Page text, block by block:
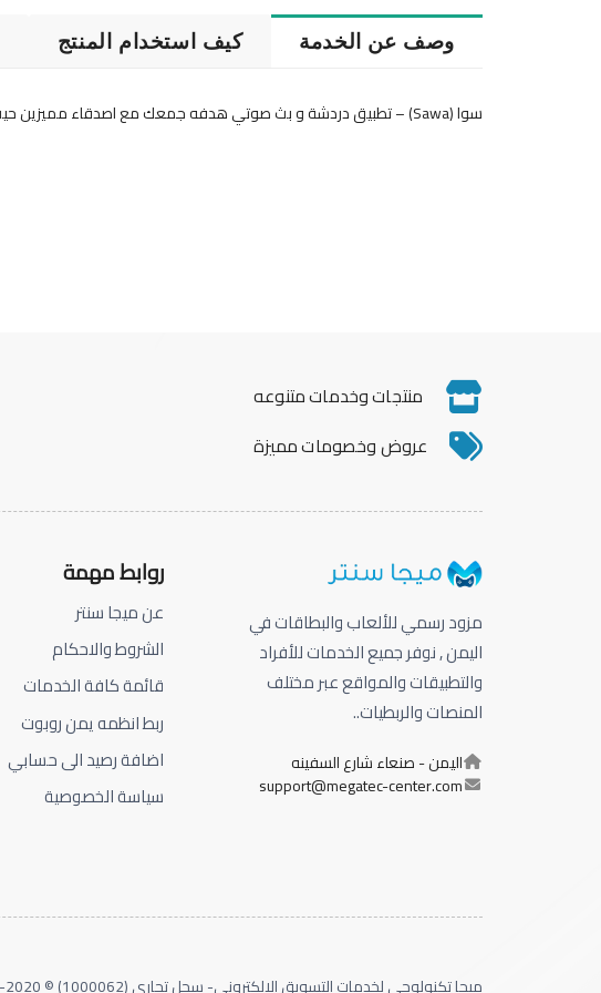
وصف عن الخدمة كيف استخدام المنتج
سوا (Sawa) – تطبيق دردشة و بث صوتي هدفه جمعك مع اصدقاء مميزين حيث يمكنك الدردشة الصوتية مجانا وامضاء وقت ممتع.
منتجات وخدمات متنوعه
عروض وخصومات مميزة
مزود رسمي للألعاب والبطاقات في
اليمن , نوفر جميع الخدمات للأفراد
والتطبيقات والمواقع عبر مختلف
المنصات والربطيات..
اليمن - صنعاء شارع السفينه
support@megatec-center.com
روابط مهمة
عن ميجا سنتر
الشروط والاحكام
قائمة كافة الخدمات
ربط انظمه يمن روبوت
اضافة رصيد الى حسابي
سياسة الخصوصية